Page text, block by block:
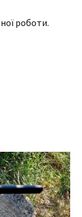
роботи.